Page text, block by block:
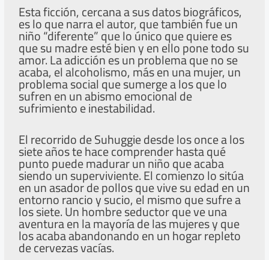
Esta ficción, cercana a sus datos biográficos,
es lo que narra el autor, que también fue un
niño “diferente” que lo único que quiere es
que su madre esté bien y en ello pone todo su
amor. La adicción es un problema que no se
acaba, el alcoholismo, más en una mujer, un
problema social que sumerge a los que lo
sufren en un abismo emocional de
sufrimiento e inestabilidad.
El recorrido de Suhuggie desde los once a los
siete años te hace comprender hasta qué
punto puede madurar un niño que acaba
siendo un superviviente. El comienzo lo sitúa
en un asador de pollos que vive su edad en un
entorno rancio y sucio, el mismo que sufre a
los siete. Un hombre seductor que ve una
aventura en la mayoría de las mujeres y que
los acaba abandonando en un hogar repleto
de cervezas vacías.